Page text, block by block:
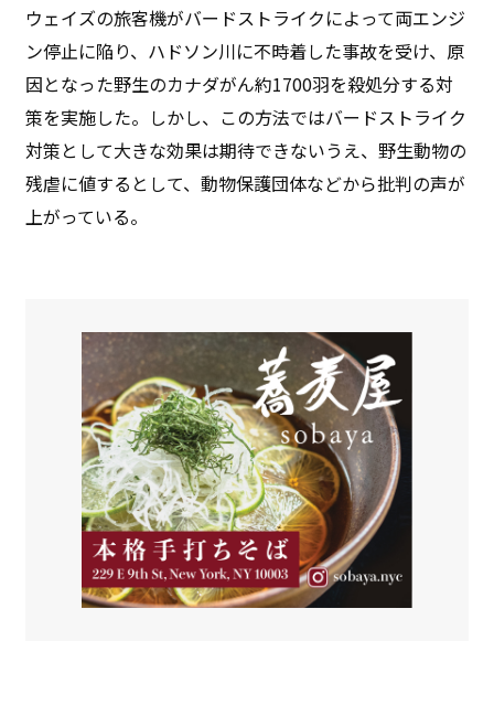
ウェイズの旅客機がバードストライクによって両エンジ
ン停止に陥り、ハドソン川に不時着した事故を受け、原
因となった野生のカナダがん約1700羽を殺処分する対
策を実施した。しかし、この方法ではバードストライク
対策として大きな効果は期待できないうえ、野生動物の
残虐に値するとして、動物保護団体などから批判の声が
上がっている。